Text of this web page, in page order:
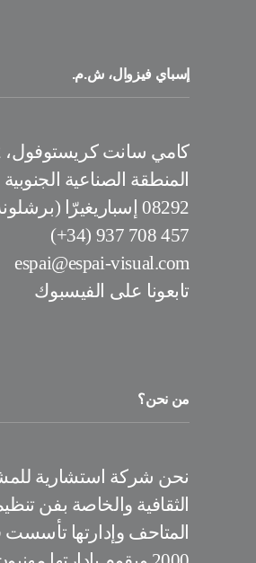
إسباي فيزوال، ش.م.
كامي سانت كريستوفول، 2. جناح H
المنطقة الصناعية الجنوبية
08292 إسباريغيرّا (برشلونة)
457 708 937 (34+)
espai@espai-visual.com
تابعونا على الفيسبوك
من نحن؟
نحن شركة استشارية
الثقافية والخاصة بفن
المتاحف وإدارتها